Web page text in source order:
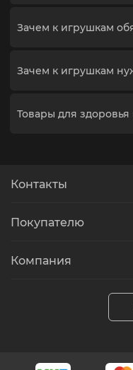
Зачем к игрушкам
Зачем к игрушкам
Товары для
Контакты
Покупателю
Компания